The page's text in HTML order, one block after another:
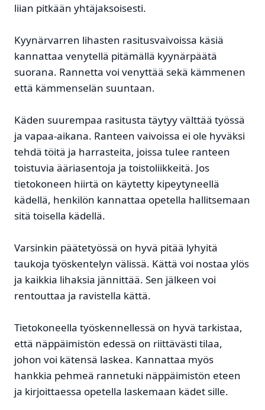
liian pitkään yhtäjaksoisesti.
Kyynärvarren lihasten rasitusvaivoissa käsiä
kannattaa venytellä pitämällä kyynärpäätä
suorana. Rannetta voi venyttää sekä kämmenen
että kämmenselän suuntaan.
Käden suurempaa rasitusta täytyy välttää työssä
ja vapaa-aikana. Ranteen vaivoissa ei ole hyväksi
tehdä töitä ja harrasteita, joissa tulee ranteen
toistuvia ääriasentoja ja toistoliikkeitä. Jos
tietokoneen hiirtä on käytetty kipeytyneellä
kädellä, henkilön kannattaa opetella hallitsemaan
sitä toisella kädellä.
Varsinkin päätetyössä on hyvä pitää lyhyitä
taukoja työskentelyn välissä. Kättä voi nostaa ylös
ja kaikkia lihaksia jännittää. Sen jälkeen voi
rentouttaa ja ravistella kättä.
Tietokoneella työskennellessä on hyvä tarkistaa,
että näppäimistön edessä on riittävästi tilaa,
johon voi kätensä laskea. Kannattaa myös
hankkia pehmeä rannetuki näppäimistön eteen
ja kirjoittaessa opetella laskemaan kädet sille.